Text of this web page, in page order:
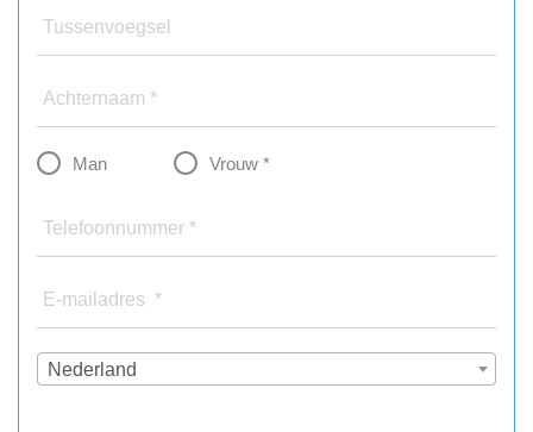
Tussenvoegsel
Achternaam *
Man Vrouw *
Telefoonnummer *
E-mailadres *
Nederland